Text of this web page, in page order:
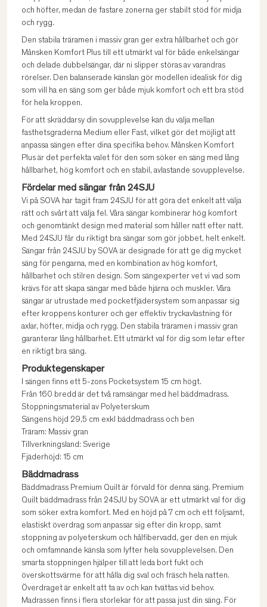
och höfter, medan de fastare zonerna ger stabilt stöd för midja
och rygg.
Den stabila träramen i massiv gran ger extra hållbarhet och gör
Månsken Komfort Plus till ett utmärkt val för både enkelsängar
och delade dubbelsängar, där ni slipper störas av varandras
rörelser. Den balanserade känslan gör modellen idealisk för dig
som vill ha en säng som ger både mjuk komfort och ett bra stöd
för hela kroppen.
För att skräddarsy din sovupplevelse kan du välja mellan
fasthetsgraderna Medium eller Fast, vilket gör det möjligt att
anpassa sängen efter dina specifika behov. Månsken Komfort
Plus är det perfekta valet för den som söker en säng med lång
hållbarhet, hög komfort och en stabil, avlastande sovupplevelse.
Fördelar med sängar från 24SJU
Vi på SOVA har tagit fram 24SJU för att göra det enkelt att välja
rätt och svårt att välja fel. Våra sängar kombinerar hög komfort
och genomtänkt design med material som håller natt efter natt.
Med 24SJU får du riktigt bra sängar som gör jobbet, helt enkelt.
Sängar från 24SJU by SOVA är designade för att ge dig mycket
säng för pengarna, med en kombination av hög komfort,
hållbarhet och stilren design. Som sängexperter vet vi vad som
krävs för att skapa sängar med både hjärna och muskler. Våra
sängar är utrustade med pocketfjädersystem som anpassar sig
efter kroppens konturer och ger effektiv tryckavlastning för
axlar, höfter, midja och rygg. Den stabila träramen i massiv gran
garanterar lång hållbarhet. Ett utmärkt val för dig som letar efter
en riktigt bra säng.
Produktegenskaper
I sängen finns ett 5-zons Pocketsystem 15 cm högt.
Från 160 bredd är det två ramsängar med hel bäddmadrass.
Stoppningsmaterial av Polyeterskum
Sängens höjd 29,5 cm exkl bäddmadrass och ben
Träram: Massiv gran
Tillverkningsland: Sverige
Fjäderhöjd: 15 cm
Bäddmadrass
Bäddmadrass Premium Quilt är förvald för denna säng. Premium
Quilt bäddmadrass från 24SJU by SOVA är ett utmärkt val för dig
som söker extra komfort. Med en höjd på 7 cm och ett följsamt,
elastiskt överdrag som anpassar sig efter din kropp, samt
stoppning av polyeterskum och hålfibervadd, ger den en mjuk
och omfamnande känsla som lyfter hela sovupplevelsen. Den
smarta stoppningen hjälper till att leda bort fukt och
överskottsvärme för att hålla dig sval och fräsch hela natten.
Överdraget är enkelt att ta av och kan tvättas vid behov.
Madrassen finns i flera storlekar för att passa just din säng. För